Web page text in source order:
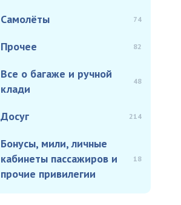
Самолёты 74
Прочее 82
Все о багаже и ручной
клади
48
Досуг 214
Бонусы, мили, личные
кабинеты пассажиров и
прочие привилегии
18